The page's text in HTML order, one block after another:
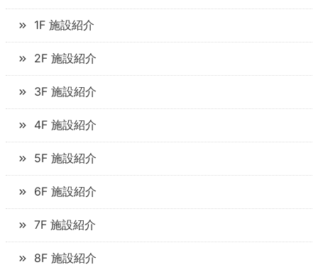
1F 施設紹介
2F 施設紹介
3F 施設紹介
4F 施設紹介
5F 施設紹介
6F 施設紹介
7F 施設紹介
8F 施設紹介